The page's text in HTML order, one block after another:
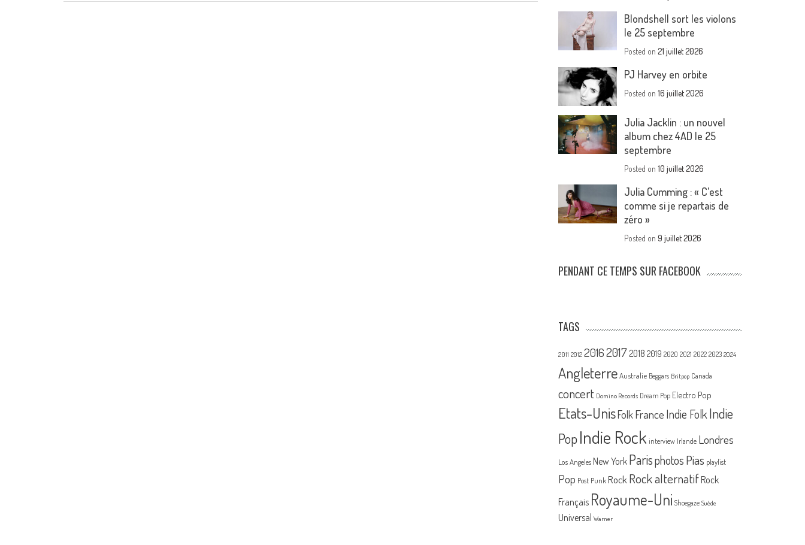
Blondshell sort les violons
le 25 septembre
Posted on21 juillet 2026
PJ Harvey en orbite
Posted on16 juillet 2026
Julia Jacklin : un nouvel
album chez 4AD le 25
septembre
Posted on10 juillet 2026
Julia Cumming : « C’est
comme si je repartais de
zéro »
Posted on9 juillet 2026
PENDANT CE TEMPS SUR FACEBOOK
TAGS
2011 2012 20162017 2018 2019 2020 2021 2022 2023 2024
Angleterre Australie Beggars Britpop Canada
concert Domino Records Dream Pop Electro Pop
Etats-UnisFolk France Indie FolkIndie
PopIndie Rock interview Irlande Londres
Los Angeles New York Parisphotos Pias playlist
Pop Post Punk Rock Rock alternatif Rock
Français Royaume-Uni Shoegaze Suède
Universal Warner